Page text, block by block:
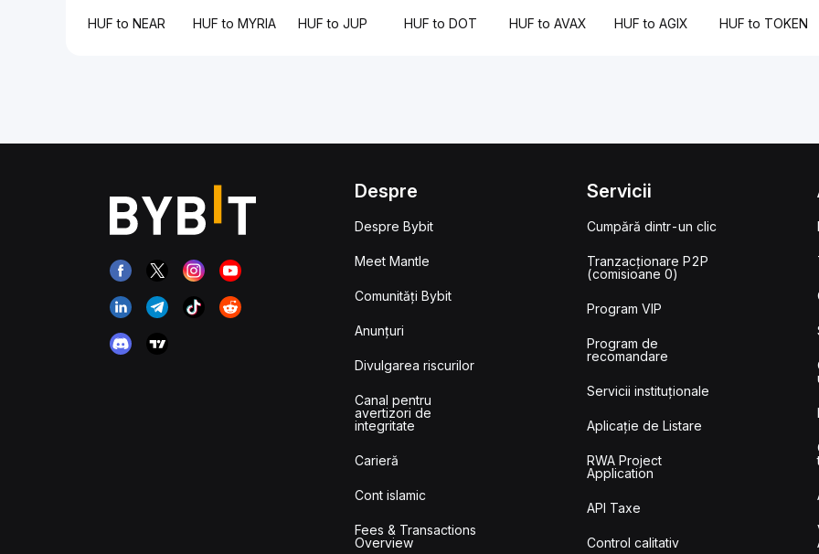
HUF to NEAR HUF to MYRIA HUF to JUP HUF to DOT HUF to AVAX HUF to AGIX HUF to TOKEN
Despre
Despre Bybit
Meet Mantle
Comunități Bybit
Anunțuri
Divulgarea riscurilor
Canal pentru
avertizori de
integritate
Carieră
Cont islamic
Fees & Transactions
Overview
Servicii
Cumpără dintr-un clic
Tranzacționare P2P
(comisioane 0)
Program VIP
Program de
recomandare
Servicii instituționale
Aplicație de Listare
RWA Project
Application
API Taxe
Control calitativ